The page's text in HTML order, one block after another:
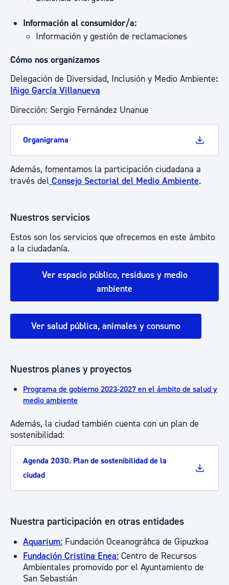
Información al consumidor/a:
Información y gestión de reclamaciones
Cómo nos organizamos
Delegación de Diversidad, Inclusión y Medio Ambiente:
Iñigo García Villanueva
Dirección: Sergio Fernández Unanue
Organigrama
Además, fomentamos la participación ciudadana a
través del Consejo Sectorial del Medio Ambiente.
Nuestros servicios
Estos son los servicios que ofrecemos en este ámbito
a la ciudadanía.
Ver espacio público, residuos y medio
ambiente
Ver salud pública, animales y consumo
Nuestros planes y proyectos
Programa de gobierno 2023-2027 en el ámbito de salud y
medio ambiente
Además, la ciudad también cuenta con un plan de
sostenibilidad:
Agenda 2030. Plan de sostenibilidad de la
ciudad
Nuestra participación en otras entidades
Aquarium: Fundación Oceanográfica de Gipuzkoa
Fundación Cristina Enea: Centro de Recursos
Ambientales promovido por el Ayuntamiento de
San Sebastián